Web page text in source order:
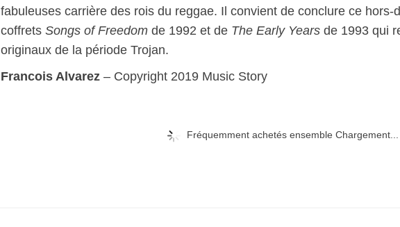
fabuleuses carrière des rois du reggae. Il convient de conclure ce hors-
coffrets Songs of Freedom de 1992 et de The Early Years de 1993 qui
originaux de la période Trojan.
Francois Alvarez – Copyright 2019 Music Story
Fréquemment achetés ensemble Chargement...